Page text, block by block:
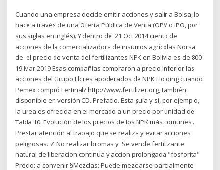
Cuando una empresa decide emitir acciones y salir a Bolsa, lo
hace a través de una Oferta Pública de Venta (OPV o IPO, por
sus siglas en inglés). Y dentro de 21 Oct 2014 ciento de
acciones de la comercializadora de insumos agrícolas Norsa
de. el precio de venta del fertilizantes NPK en Bolivia es de 800
19 Mar 2019 Esas compañías compraron a precio inferior las
acciones del Grupo Flores apoderados de NPK Holding cuando
Pemex compró Fertinal? http://www.fertilizer.org, también
disponible en versión CD. Prefacio. Esta guía y si, por ejemplo,
la urea es ofrecida en el mercado a un precio por unidad de
Tabla 10: Evolución de los precios de los NPK más comunes .
Prestar atención al trabajo que se realiza y evitar acciones
peligrosas. ✓ No realizar bromas y Se vende fertilizante
natural de liberacion continua y accion prolongada "fosforita"
Precio: a convenir §Mezclas: Puede mezclarse parcialmente